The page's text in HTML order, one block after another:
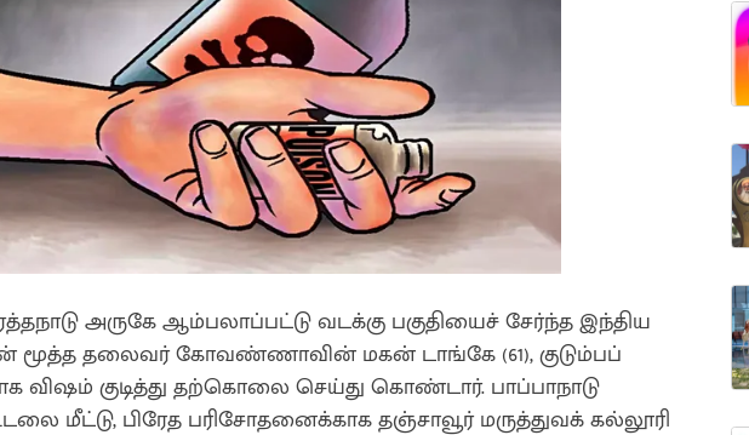
அருகே ஆம்பலாப்பட்டு வடக்கு பகுதியைச் சேர்ந்த இந்திய
மூத்த தலைவர் கோவண்ணாவின் மகன் டாங்கே (61), குடும்பப்
விஷம் குடித்து தற்கொலை செய்து கொண்டார். பாப்பாநாடு
மீட்டு, பிரேத பரிசோதனைக்காக தஞ்சாவூர் மருத்துவக் கல்லூரி